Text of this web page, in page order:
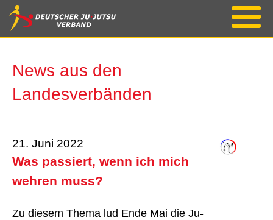
News aus den
Landesverbänden
21. Juni 2022
Was passiert, wenn ich mich
wehren muss?
Zu diesem Thema lud Ende Mai die Ju-